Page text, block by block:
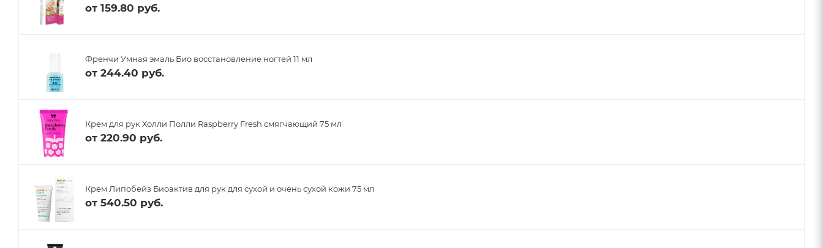
от 159.80 руб.
Френчи Умная эмаль Био восстановление ногтей 11 мл
от 244.40 руб.
Крем для рук Холли Полли Raspberry Fresh смягчающий 75 мл
от 220.90 руб.
Крем Липобейз Биоактив для рук для сухой и очень сухой кожи 75 мл
от 540.50 руб.